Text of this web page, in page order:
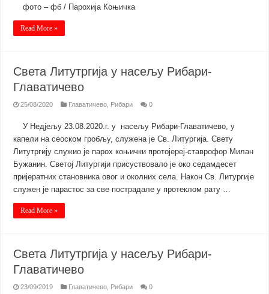
фото – фб / Парохија Коњичка
Read More »
Света Литутргијa у насељу Рибари-
Главатичево
25/08/2020 Главатичево Рибари 0
У Недјељу 23.08.2020.г. у насељу Рибари-Главатичево, у
капели на сеоском гробљу, служена је Св. Литургија. Свету
Литутргију служио је парох коњички протојереј-ставрофор Милан
Бужанин. Светој Литургији присуствовало је око седамдесет
пријератних становника овог и околних села. Након Св. Литургије
служен је парастос за све пострадале у протеклом рату …
Read More »
Света Литутргија у насељу Рибари-
Главатичево
23/09/2019 Главатичево Рибари 0